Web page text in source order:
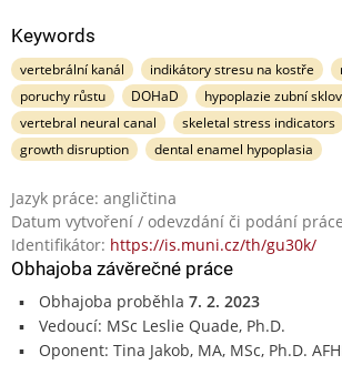
Keywords
vertebrální kanál indikátory stresu na kostře
poruchy růstu
DOHaD
hypoplazie zubní
vertebral neural canal
skeletal stress indicators
growth disruption
dental enamel hypoplasia
Jazyk práce: angličtina
Datum vytvoření / odevzdání či podání
Identifikátor: https://is.muni.cz/th/gu30k/
Obhajoba závěrečné práce
Obhajoba proběhla 7. 2. 2023
Vedoucí: MSc Leslie Quade, Ph.D.
Oponent: Tina Jakob, MA, MSc, Ph.D.